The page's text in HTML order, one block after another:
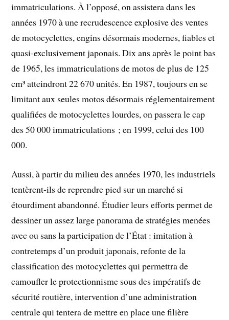
immatriculations. À l’opposé, on assistera dans les
années 1970 à une recrudescence explosive des ventes
de motocyclettes, engins désormais modernes, fiables et
quasi-exclusivement japonais. Dix ans après le point bas
de 1965, les immatriculations de motos de plus de 125
cm³ atteindront 22 670 unités. En 1987, toujours en se
limitant aux seules motos désormais réglementairement
qualifiées de motocyclettes lourdes, on passera le cap
des 50 000 immatriculations ; en 1999, celui des 100
000.
Aussi, à partir du milieu des années 1970, les industriels
tentèrent-ils de reprendre pied sur un marché si
étourdiment abandonné. Étudier leurs efforts permet de
dessiner un assez large panorama de stratégies menées
avec ou sans la participation de l’État : imitation à
contretemps d’un produit japonais, refonte de la
classification des motocyclettes qui permettra de
camoufler le protectionnisme sous des impératifs de
sécurité routière, intervention d’une administration
centrale qui tentera de mettre en place une filière